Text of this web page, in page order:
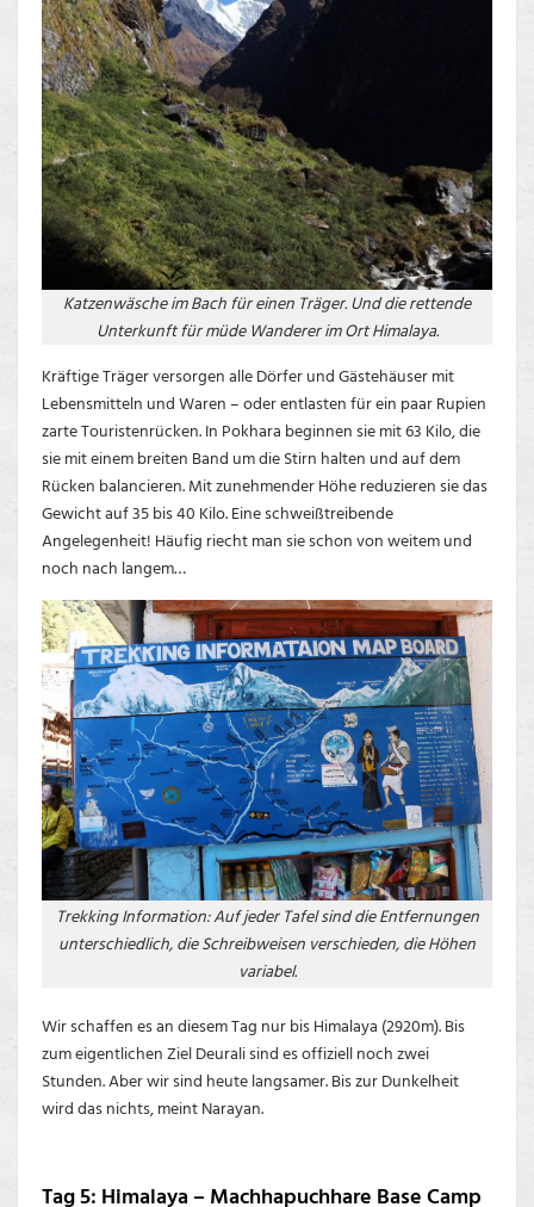
Katzenwäsche im Bach für einen Träger. Und die rettende
Unterkunft für müde Wanderer im Ort Himalaya.
Kräftige Träger versorgen alle Dörfer und Gästehäuser mit
Lebensmitteln und Waren – oder entlasten für ein paar Rupien
zarte Touristenrücken. In Pokhara beginnen sie mit 63 Kilo, die
sie mit einem breiten Band um die Stirn halten und auf dem
Rücken balancieren. Mit zunehmender Höhe reduzieren sie das
Gewicht auf 35 bis 40 Kilo. Eine schweißtreibende
Angelegenheit! Häufig riecht man sie schon von weitem und
noch nach langem…
Trekking Information: Auf jeder Tafel sind die Entfernungen
unterschiedlich, die Schreibweisen verschieden, die Höhen
variabel.
Wir schaffen es an diesem Tag nur bis Himalaya (2920m). Bis
zum eigentlichen Ziel Deurali sind es offiziell noch zwei
Stunden. Aber wir sind heute langsamer. Bis zur Dunkelheit
wird das nichts, meint Narayan.
Tag 5: Himalaya – Machhapuchhare Base Camp